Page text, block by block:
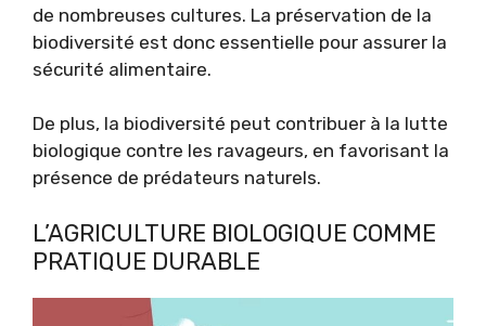
de nombreuses cultures. La préservation de la
biodiversité est donc essentielle pour assurer la
sécurité alimentaire.
De plus, la biodiversité peut contribuer à la lutte
biologique contre les ravageurs, en favorisant la
présence de prédateurs naturels.
L’AGRICULTURE BIOLOGIQUE COMME
PRATIQUE DURABLE